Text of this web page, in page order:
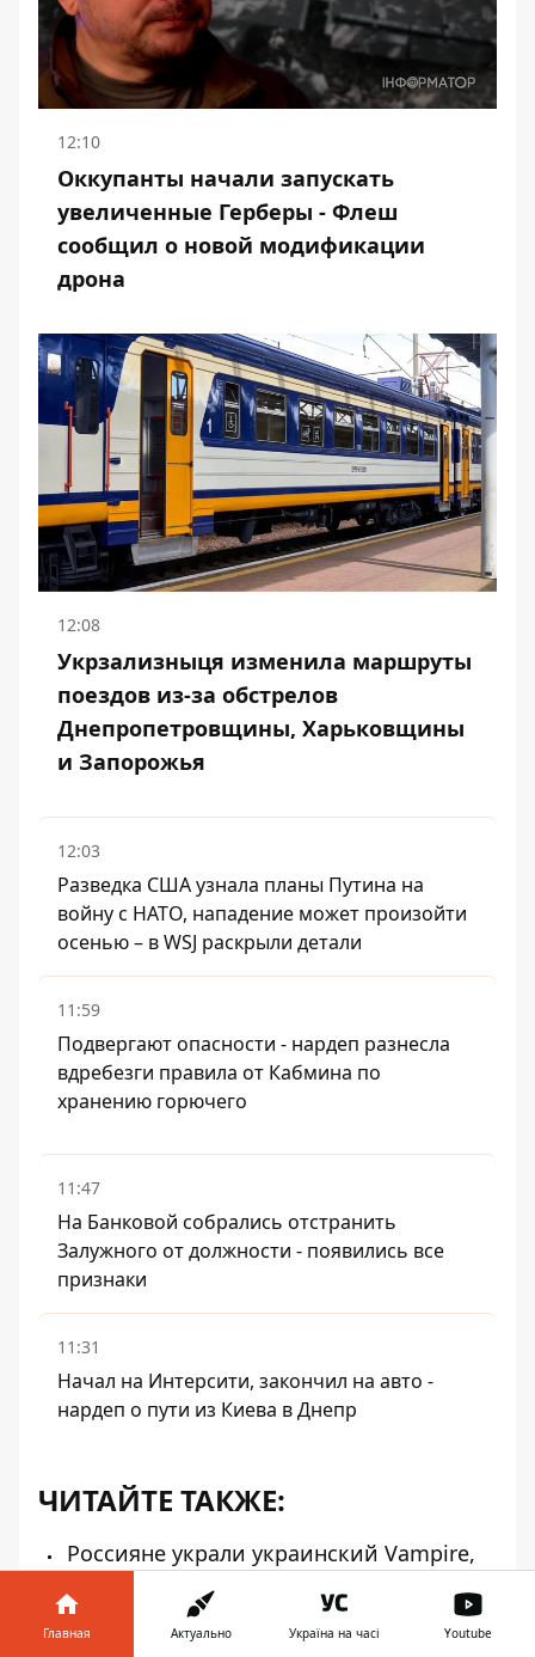
12:10
Оккупанты начали запускать
увеличенные Герберы - Флеш
сообщил о новой модификации
дрона
12:08
Укрзализныця изменила маршруты
поездов из-за обстрелов
Днепропетровщины, Харьковщины
и Запорожья
12:03
Разведка США узнала планы Путина на
войну с НАТО, нападение может произойти
осенью – в WSJ раскрыли детали
11:59
Подвергают опасности - нардеп разнесла
вдребезги правила от Кабмина по
хранению горючего
11:47
На Банковой собрались отстранить
Залужного от должности - появились все
признаки
11:31
Начал на Интерсити, закончил на авто -
нардеп о пути из Киева в Днепр
ЧИТАЙТЕ ТАКЖЕ:
Россияне украли украинский Vampire,
- Z-блоггеры жалуются, что не создали
свой аналог БПЛА-тяжеловеса
Главная Актуально Україна на часі Youtube